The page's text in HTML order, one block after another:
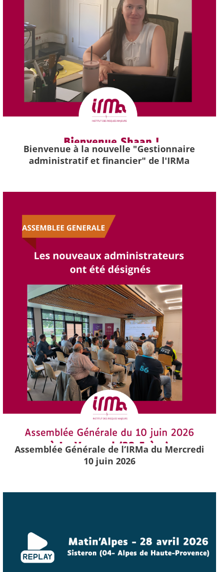
Bienvenue à la nouvelle "Gestionnaire
administratif et financier" de l'IRMa
Assemblée Générale de l’IRMa du Mercredi
10 juin 2026